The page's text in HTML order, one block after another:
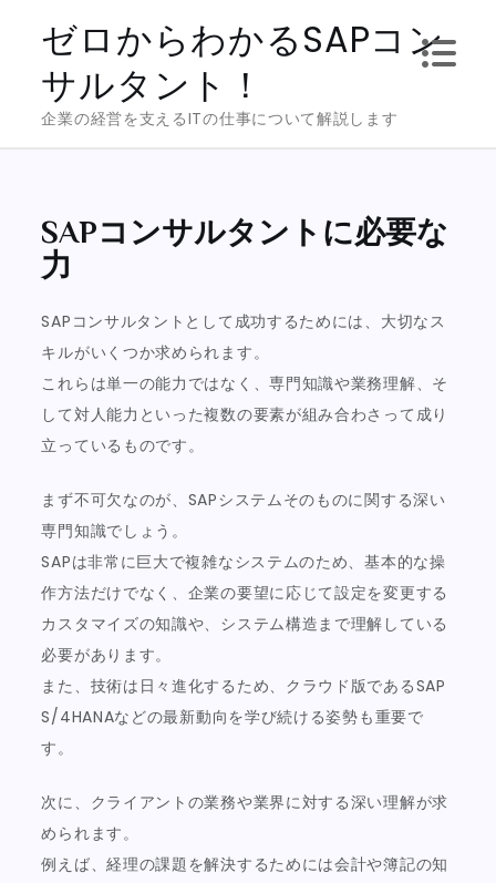
content
ゼロからわかるSAPコン
サルタント！
企業の経営を支えるITの仕事について解説します
SAPコンサルタントに必要な
力
SAPコンサルタントとして成功するためには、大切なス
キルがいくつか求められます。
これらは単一の能力ではなく、専門知識や業務理解、そ
して対人能力といった複数の要素が組み合わさって成り
立っているものです。
まず不可欠なのが、SAPシステムそのものに関する深い
専門知識でしょう。
SAPは非常に巨大で複雑なシステムのため、基本的な操
作方法だけでなく、企業の要望に応じて設定を変更する
カスタマイズの知識や、システム構造まで理解している
必要があります。
また、技術は日々進化するため、クラウド版であるSAP
S/4HANAなどの最新動向を学び続ける姿勢も重要で
す。
次に、クライアントの業務や業界に対する深い理解が求
められます。
例えば、経理の課題を解決するためには会計や簿記の知